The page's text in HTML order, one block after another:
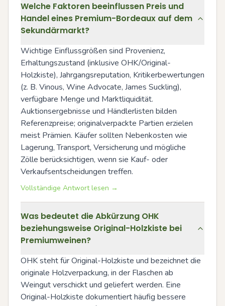
Welche Faktoren beeinflussen Preis und
Handel eines Premium-Bordeaux auf dem
Sekundärmarkt?
Wichtige Einflussgrößen sind Provenienz,
Erhaltungszustand (inklusive OHK/Original-
Holzkiste), Jahrgangsreputation, Kritikerbewertungen
(z. B. Vinous, Wine Advocate, James Suckling),
verfügbare Menge und Marktliquidität.
Auktionsergebnisse und Händlerlisten bilden
Referenzpreise; originalverpackte Partien erzielen
meist Prämien. Käufer sollten Nebenkosten wie
Lagerung, Transport, Versicherung und mögliche
Zölle berücksichtigen, wenn sie Kauf- oder
Verkaufsentscheidungen treffen.
Vollständige Antwort lesen →
Was bedeutet die Abkürzung OHK
beziehungsweise Original-Holzkiste bei
Premiumweinen?
OHK steht für Original-Holzkiste und bezeichnet die
originale Holzverpackung, in der Flaschen ab
Weingut verschickt und geliefert werden. Eine
Original-Holzkiste dokumentiert häufig bessere